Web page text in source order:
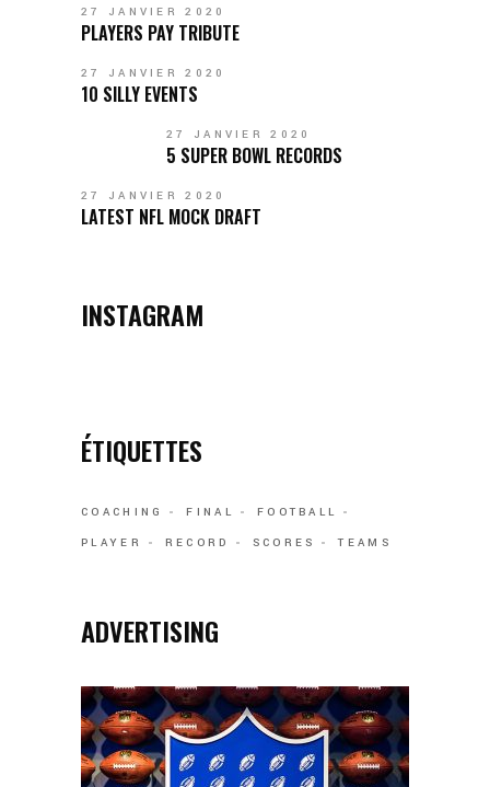
27 JANVIER 2020
PLAYERS PAY TRIBUTE
27 JANVIER 2020
10 SILLY EVENTS
27 JANVIER 2020
5 SUPER BOWL RECORDS
27 JANVIER 2020
LATEST NFL MOCK DRAFT
INSTAGRAM
ÉTIQUETTES
COACHING FINAL
FOOTBALL
PLAYER
RECORD SCORES TEAMS
ADVERTISING